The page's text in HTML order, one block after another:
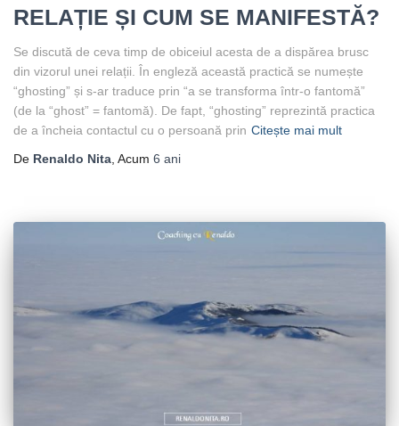
RELAȚIE ȘI CUM SE MANIFESTĂ?
Se discută de ceva timp de obiceiul acesta de a dispărea brusc
din vizorul unei relații. În engleză această practică se numește
“ghosting” și s-ar traduce prin “a se transforma într-o fantomă”
(de la “ghost” = fantomă). De fapt, “ghosting” reprezintă practica
de a încheia contactul cu o persoană prin Citește mai mult
De Renaldo Nita , Acum 6 ani